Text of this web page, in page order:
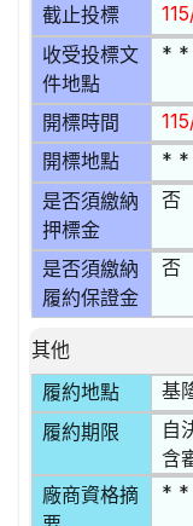
截止投標
收受投標文
件地點
*
開標時間
開標地點 *
是否須繳納
押標金
否
是否須繳納
履約保證金
否
其他
履約地點
基
履約期限
自
含
廠商資格摘
*